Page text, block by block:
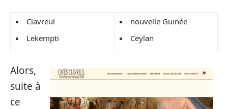
Clavreul
Lekempti
nouvelle Guinée
Ceylan
Alors,
suite à
ce